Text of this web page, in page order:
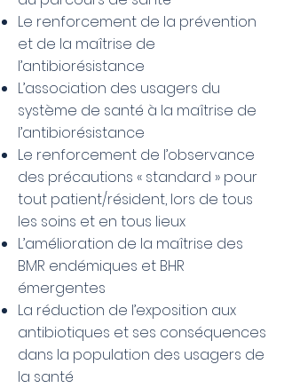
Le renforcement de la prévention
et de la maîtrise de
l’antibiorésistance
L’association des usagers du
système de santé à la maîtrise de
l’antibiorésistance
Le renforcement de l’observance
des précautions « standard » pour
tout patient/résident, lors de tous
les soins et en tous lieux
L’amélioration de la maîtrise des
BMR endémiques et BHR
émergentes
La réduction de l’exposition aux
antibiotiques et ses conséquences
dans la population des usagers de
la santé